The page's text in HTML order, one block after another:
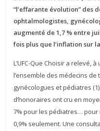
“l’effarante évolution” des
ophtalmologistes,
augmenté de 1,7 % entre
fois plus que l’inflation sur
L’UFC-Que Choisir a relevé,
l’ensemble des médecins
gynécologues et pédiatres
d’honoraires ont cru en
7% pour les pédiatres…
0,9% seulement. Une